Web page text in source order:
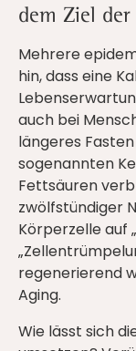
dem Ziel
Mehrere
hin, dass eine
auch bei
längeres
sogenannten
Fettsäuren
zwölfstündiger
Körperzelle auf
regenerierend
Aging.
Wie lässt sich